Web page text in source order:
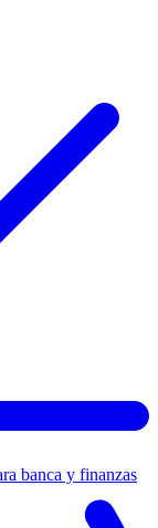
banca y finanzas